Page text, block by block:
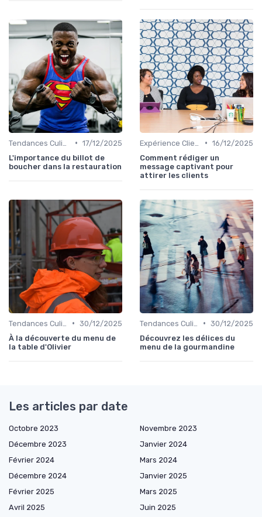
• 17/12/2025
L'importance du billot de
boucher dans la restauration
• 16/12/2025
Comment rédiger un
message captivant pour
attirer les clients
• 30/12/2025
À la découverte du menu de
la table d'Olivier
• 30/12/2025
Découvrez les délices du
menu de la gourmandine
Les articles par date
Octobre 2023
Novembre 2023
Décembre 2023
Janvier 2024
Février 2024
Mars 2024
Décembre 2024
Janvier 2025
Février 2025
Mars 2025
Avril 2025
Juin 2025